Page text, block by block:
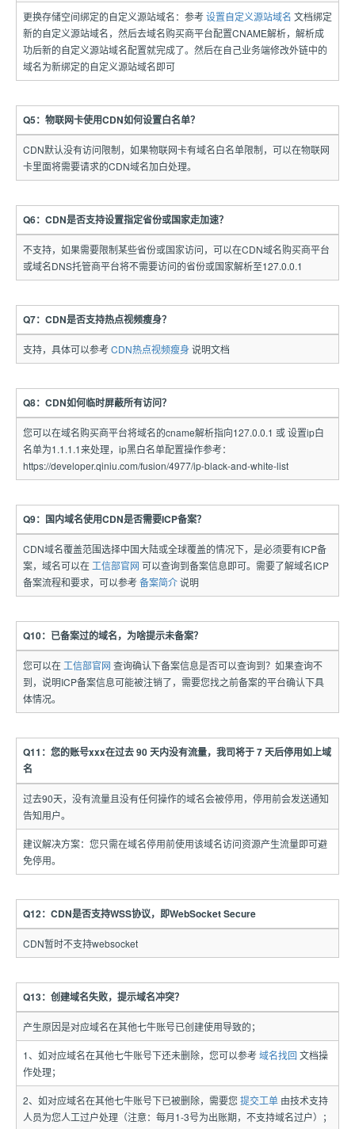
更换存储空间绑定的自定义源站域名：参考设置自定义源站域名 文档绑定
新的自定义源站域名，然后去域名购买商平台配置CNAME解析，解析成
功后新的自定义源站域名配置就完成了。然后在自己业务端修改外链中的
域名为新绑定的自定义源站域名即可
Q5：物联网卡使用CDN如何设置白名单？
CDN默认没有访问限制，如果物联网卡有域名白名单限制，可以在物联网
卡里面将需要请求的CDN域名加白处理。
Q6：CDN是否支持设置指定省份或国家走加速？
不支持，如果需要限制某些省份或国家访问，可以在CDN域名购买商平台
或域名DNS托管商平台将不需要访问的省份或国家解析至127.0.0.1
Q7：CDN是否支持热点视频瘦身？
支持，具体可以参考CDN热点视频瘦身 说明文档
Q8：CDN如何临时屏蔽所有访问？
您可以在域名购买商平台将域名的cname解析指向127.0.0.1 或 设置ip白
名单为1.1.1.1来处理，ip黑白名单配置操作参考：
https://developer.qiniu.com/fusion/4977/ip-black-and-white-list
Q9：国内域名使用CDN是否需要ICP备案？
CDN域名覆盖范围选择中国大陆或全球覆盖的情况下，是必须要有ICP备
案，域名可以在 工信部官网 可以查询到备案信息即可。需要了解域名ICP
备案流程和要求，可以参考备案简介说明
Q10：已备案过的域名，为啥提示未备案？
您可以在 工信部官网 查询确认下备案信息是否可以查询到？如果查询不
到，说明ICP备案信息可能被注销了，需要您找之前备案的平台确认下具
体情况。
Q11：您的账号xxx在过去 90 天内没有流量，我司将于 7 天后停用如上域
名
过去90天，没有流量且没有任何操作的域名会被停用，停用前会发送通知
告知用户。
建议解决方案：您只需在域名停用前使用该域名访问资源产生流量即可避
免停用。
Q12：CDN是否支持WSS协议，即WebSocket Secure
CDN暂时不支持websocket
Q13：创建域名失败，提示域名冲突？
产生原因是对应域名在其他七牛账号已创建使用导致的；
1、如对应域名在其他七牛账号下还未删除，您可以参考域名找回 文档操
作处理；
2、如对应域名在其他七牛账号下已被删除，需要您提交工单由技术支持
人员为您人工过户处理（注意：每月1-3号为出账期，不支持域名过户）；